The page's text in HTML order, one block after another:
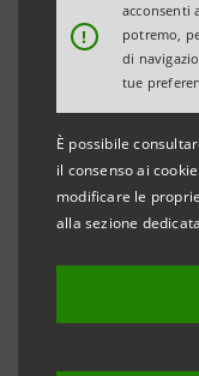
!
acconsenti
potremo,
di
tue
È possibile
il consenso ai
modificare le
alla sezione
• Il chioggiotto
cardiologia
• La banca
Venezia, 27
della Cassa di